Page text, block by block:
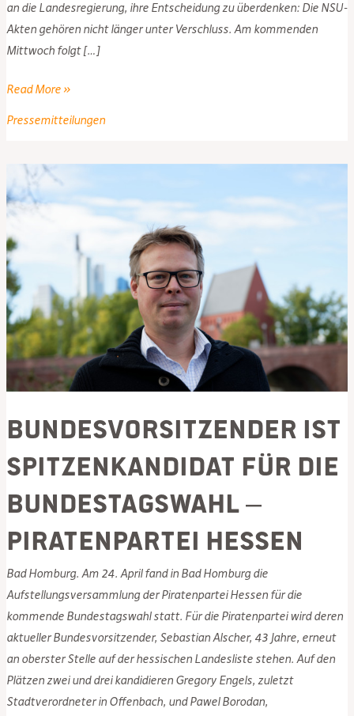
an die Landesregierung, ihre Entscheidung zu überdenken: Die NSU-
Akten gehören nicht länger unter Verschluss. Am kommenden
Mittwoch folgt […]
PIRATEN
NSU-
Akten
Read More »
Pressemitteilungen
Bundesvorsitzender ist
Spitzenkandidat für die
Bundestagswahl –
Piratenpartei Hessen
Bad Homburg. Am 24. April fand in Bad Homburg die
Aufstellungsversammlung der Piratenpartei Hessen für die
kommende Bundestagswahl statt. Für die Piratenpartei wird deren
aktueller Bundesvorsitzender, Sebastian Alscher, 43 Jahre, erneut
an oberster Stelle auf der hessischen Landesliste stehen. Auf den
Plätzen zwei und drei kandidieren Gregory Engels, zuletzt
Stadtverordneter in Offenbach, und Pawel Borodan,